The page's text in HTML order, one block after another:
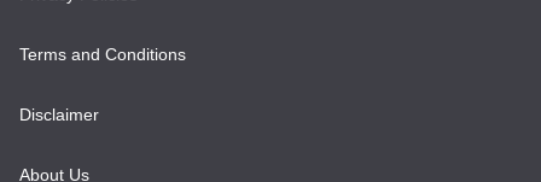
Terms and Conditions
Disclaimer
About Us